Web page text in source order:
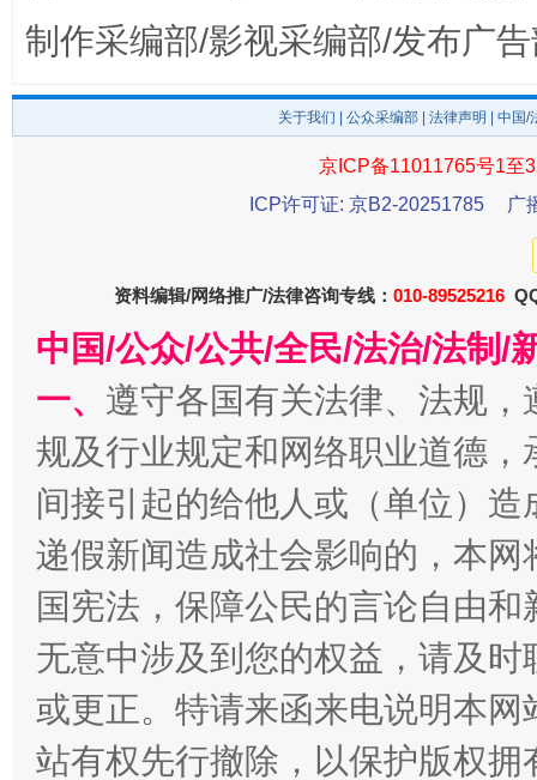
千年窑火 生生不息
揭开“小金库”的免责幌子
制作采编部/影视采编部/发布广
关于我们 公众采编部 法律声明 | 中国
京ICP备11011765号1至
ICP许可证: 京B2-20251785
广
资料编辑/网络推广/法律咨询专线： 010-89525216
中国/公众/公共/全民/法治/法制/
一、 遵守各国有关法律、法规
规及行业规定和网络职业道德
间接引起的给他人或（单位）
递假新闻造成社会影响的，本
国宪法，保障公民的言论自由
无意中涉及到您的权益，请及
或更正。特请来函来电说明本
站有权先行撤除，以保护版权